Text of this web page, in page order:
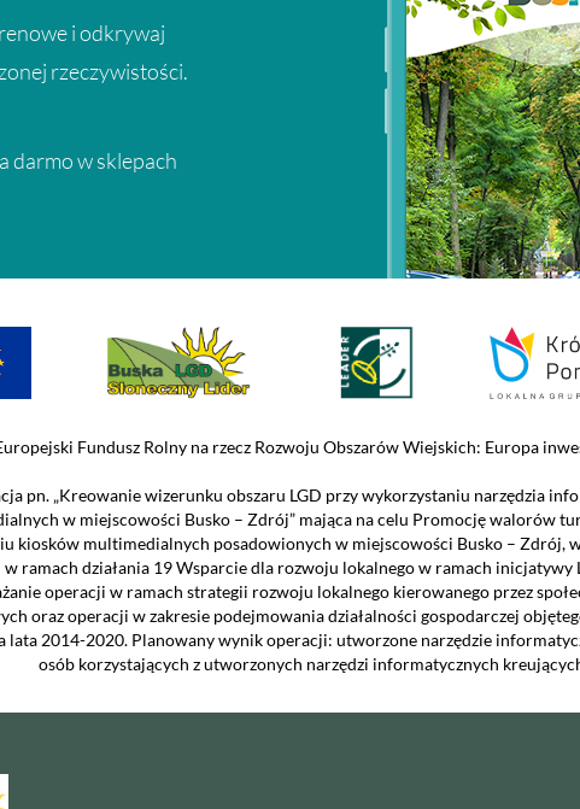
i odkrywaj
rzeczywistości.
darmo w sklepach
Fundusz Rolny na rzecz Rozwoju Obszarów Wiejskich: Europa
pn. „Kreowanie wizerunku obszaru LGD przy wykorzystaniu narzędzia
w miejscowości Busko – Zdrój” mająca na celu Promocję walorów
kiosków multimedialnych posadowionych w miejscowości Busko – Zdrój,
ramach działania 19 Wsparcie dla rozwoju lokalnego w ramach inicjatywy
operacji w ramach strategii rozwoju lokalnego kierowanego przez
oraz operacji w zakresie podejmowania działalności gospodarczej
lata 2014-2020. Planowany wynik operacji: utworzone narzędzie
osób korzystających z utworzonych narzędzi informatycznych